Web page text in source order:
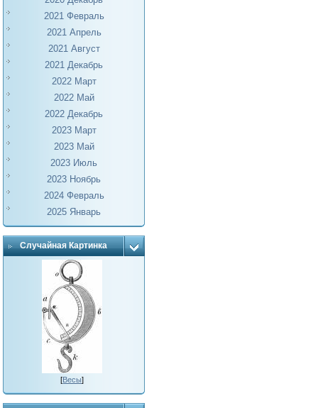
2021 Февраль
2021 Апрель
2021 Август
2021 Декабрь
2022 Март
2022 Май
2022 Декабрь
2023 Март
2023 Май
2023 Июль
2023 Ноябрь
2024 Февраль
2025 Январь
Случайная Картинка
[Весы]